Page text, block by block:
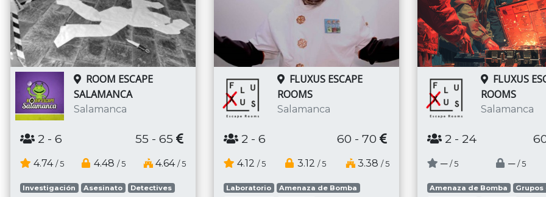
ROOM ESCAPE
SALAMANCA
Salamanca
2 - 6 55 - 65
4.74 / 5 4.48 / 5 4.64 / 5
Investigación Asesinato Detectives
FLUXUS ESCAPE
ROOMS
Salamanca
2 - 6 60 - 70
4.12 / 5 3.12 / 5 3.38 / 5
Laboratorio
Amenaza de Bomba
FLUXUS
ROOMS
Salamanca
2 - 24
─ / 5 ─ / 5
Amenaza de Bomba